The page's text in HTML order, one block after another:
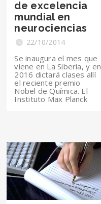
de excelencia
mundial en
neurociencias
22/10/2014
Se inaugura el mes que
viene en La Siberia, y en
2016 dictará clases allí
el reciente premio
Nobel de Química. El
Instituto Max Planck